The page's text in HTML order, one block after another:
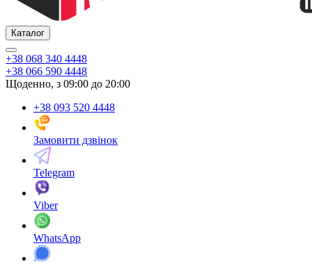
Каталог
+38 068 340 4448
+38 066 590 4448
Щоденно, з 09:00 до 20:00
+38 093 520 4448
Замовити дзвінок
Telegram
Viber
WhatsApp